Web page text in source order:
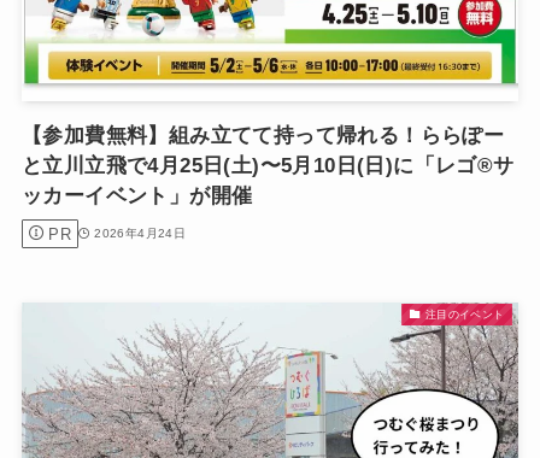
【参加費無料】組み立てて持って帰れる！ららぽー
と立川立飛で4月25日(土)〜5月10日(日)に「レゴ®︎サ
ッカーイベント」が開催
PR 2026年4月24日
注目のイベント